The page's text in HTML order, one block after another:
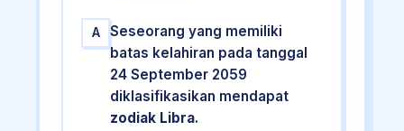
A
Seseorang yang memiliki
batas kelahiran pada tanggal
24 September 2059
diklasifikasikan mendapat
zodiak Libra.